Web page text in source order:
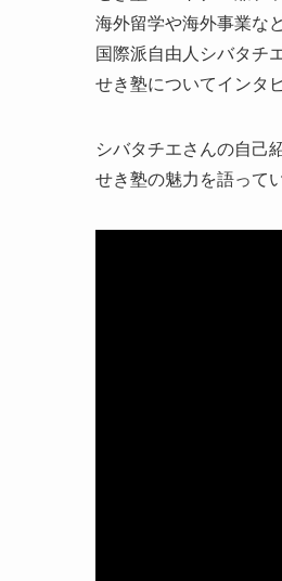
海外留学や海外事業な
国際派自由人シバタチ
せき塾についてインタ
シバタチエさんの自己
せき塾の魅力を語って